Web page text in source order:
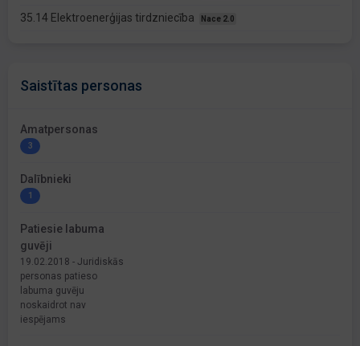
35.14 Elektroenerģijas tirdzniecība Nace 2.0
Saistītas personas
Amatpersonas
3
Dalībnieki
1
Patiesie labuma
guvēji
19.02.2018 - Juridiskās
personas patieso
labuma guvēju
noskaidrot nav
iespējams